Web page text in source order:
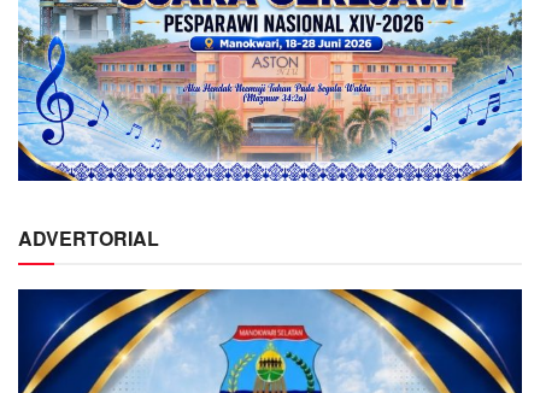
ADVERTORIAL